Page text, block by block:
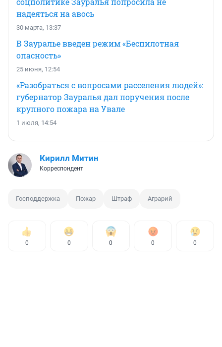
надеяться на авось
30 марта, 13:37
В Зауралье введен режим «Беспилотная
опасность»
25 июня, 12:54
«Разобраться с вопросами расселения людей»:
губернатор Зауралья дал поручения после
крупного пожара на Увале
1 июля, 14:54
Кирилл Митин
Корреспондент
Господдержка Пожар Штраф Аграрий
0 0 0 0 0